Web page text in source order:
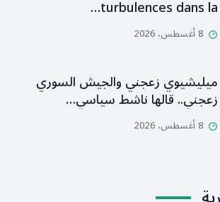
turbulences dans la…
8 أغسطس، 2026
ميليشيوي زعجني والجيش السوري
زعجني.. قالها ناشط سياسي…
8 أغسطس، 2026